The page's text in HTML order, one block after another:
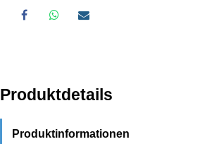
Produktdetails
Produktinformationen